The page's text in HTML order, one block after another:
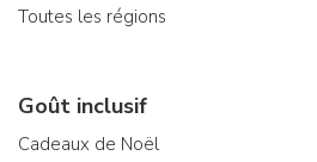
Toutes les régions
Goût inclusif
Cadeaux de Noël